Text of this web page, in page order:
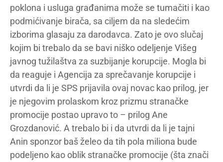
poklona i usluga građanima može se tumačiti i kao
podmićivanje birača, sa ciljem da na sledećim
izborima glasaju za darodavca. Zato je ovo slučaj
kojim bi trebalo da se bavi niško odeljenje Višeg
javnog tužilaštva za suzbijanje korupcije. Mogla bi
da reaguje i Agencija za sprečavanje korupcije i
utvrdi da li je SPS prijavila ovaj novac kao prilog, jer
je njegovim prolaskom kroz prizmu stranačke
promocije postao upravo to – prilog Ane
Grozdanović. A trebalo bi i da utvrdi da li je tajni
Anin sponzor baš želeo da tih pola miliona bude
podeljeno kao oblik stranačke promocije (šta znači